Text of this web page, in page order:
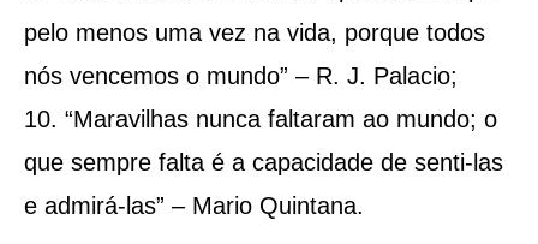
pelo menos uma vez na vida, porque todos
nós vencemos o mundo” – R. J. Palacio;
“Maravilhas nunca faltaram ao mundo; o
que sempre falta é a capacidade de senti-las
e admirá-las” – Mario Quintana.